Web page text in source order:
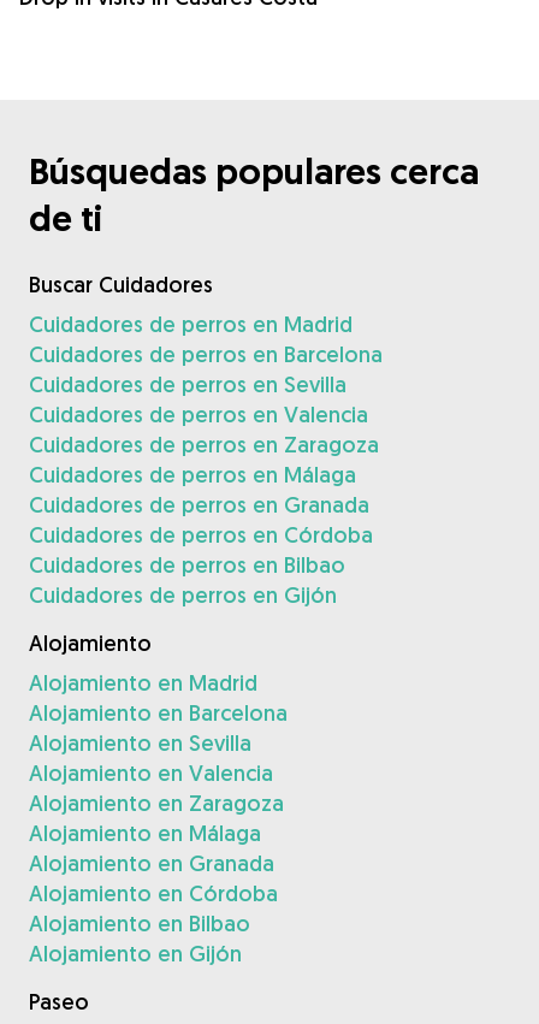
Búsquedas populares cerca
de ti
Buscar Cuidadores
Cuidadores de perros en Madrid
Cuidadores de perros en Barcelona
Cuidadores de perros en Sevilla
Cuidadores de perros en Valencia
Cuidadores de perros en Zaragoza
Cuidadores de perros en Málaga
Cuidadores de perros en Granada
Cuidadores de perros en Córdoba
Cuidadores de perros en Bilbao
Cuidadores de perros en Gijón
Alojamiento
Alojamiento en Madrid
Alojamiento en Barcelona
Alojamiento en Sevilla
Alojamiento en Valencia
Alojamiento en Zaragoza
Alojamiento en Málaga
Alojamiento en Granada
Alojamiento en Córdoba
Alojamiento en Bilbao
Alojamiento en Gijón
Paseo